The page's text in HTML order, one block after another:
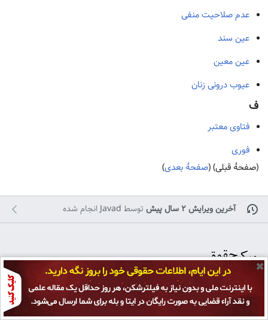
عدم صلاحیت منفی
عین سند
عین معین
عیوب درونی زنان
ف
فتاوی معتبر
فوری
(صفحهٔ قبلی) (صفحهٔ بعدی)
آخرین ویرایش ۲ سال پیش توسط Javadانجام شده
تمامی حقوق برایپژوهشکده حقوق و قانون ایران محفوظ است و هرگونه کپی
سیاست حفظ حریم خصوصی
✖